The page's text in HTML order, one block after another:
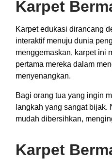
Karpet
Karpet edukasi dirancang
interaktif menuju dunia
menggemaskan, karpet ini
pertama mereka dalam
menyenangkan.
Bagi orang tua yang ingin
langkah yang sangat
mudah dibersihkan,
Karpet